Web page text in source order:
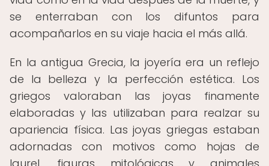
se enterraban con los difuntos para
acompañarlos en su viaje hacia el más allá.
En la antigua Grecia, la joyería era un reflejo
de la belleza y la perfección estética. Los
griegos valoraban las joyas finamente
elaboradas y las utilizaban para realzar su
apariencia física. Las joyas griegas estaban
adornadas con motivos como hojas de